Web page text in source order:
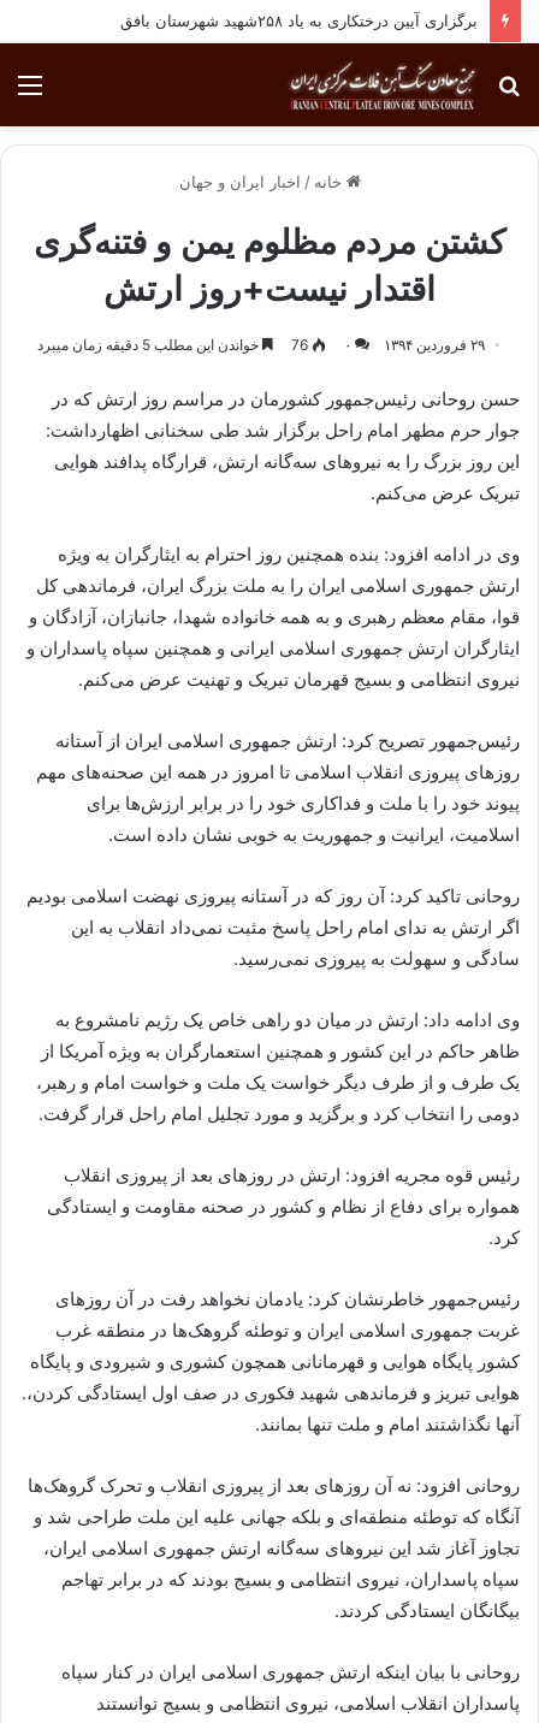
برگزاری آیین درختکاری به یاد ۲۵۸شهید شهرستان بافق
جستجو
برای
خانه / اخبار ایران و جهان
کشتن مردم مظلوم یمن و فتنه‌گری
اقتدار نیست+روز ارتش
۲۹ فروردین ۱۳۹۴ ۰ 76 خواندن این مطلب 5 دقیقه زمان میبرد
حسن روحانی رئیس‌جمهور کشورمان در مراسم روز ارتش که در
جوار حرم مطهر امام راحل برگزار شد طی سخنانی اظهارداشت:
این روز بزرگ را به نیروهای سه‌گانه ارتش، قرارگاه پدافند هوایی
تبریک عرض می‌کنم.
وی در ادامه افزود: بنده همچنین روز احترام به ایثارگران به ویژه
ارتش جمهوری اسلامی ایران را به ملت بزرگ ایران، فرماندهی کل
قوا، مقام معظم رهبری و به همه خانواده شهدا، جانبازان، آزادگان و
ایثارگران ارتش جمهوری اسلامی ایرانی و همچنین سپاه پاسداران و
نیروی انتظامی و بسیج قهرمان تبریک و تهنیت عرض می‌کنم.
رئیس‌جمهور تصریح کرد: ارتش جمهوری اسلامی ایران از آستانه
روزهای پیروزی انقلاب اسلامی تا امروز در همه این صحنه‌های مهم
پیوند خود را با ملت و فداکاری خود را در برابر ارزش‌ها برای
اسلامیت، ایرانیت و جمهوریت به خوبی نشان داده است.
روحانی تاکید کرد: آن روز که در آستانه پیروزی نهضت اسلامی بودیم
اگر ارتش به ندای امام راحل پاسخ مثبت نمی‌داد انقلاب به این
سادگی و سهولت به پیروزی نمی‌رسید.
وی ادامه داد: ارتش در میان دو راهی خاص یک رژیم نامشروع به
ظاهر حاکم در این کشور و همچنین استعمارگران به ویژه آمریکا از
یک طرف و از طرف دیگر خواست یک ملت و خواست امام و رهبر،
دومی را انتخاب کرد و برگزید و مورد تجلیل امام راحل قرار گرفت.
رئیس قوه مجریه افزود: ارتش در روزهای بعد از پیروزی انقلاب
همواره برای دفاع از نظام و کشور در صحنه مقاومت و ایستادگی
کرد.
رئیس‌جمهور خاطرنشان کرد: یادمان نخواهد رفت در آن روزهای
غربت جمهوری اسلامی ایران و توطئه‌ گروهک‌ها در منطقه غرب
کشور پایگاه هوایی و قهرمانانی همچون کشوری و شیرودی و پایگاه
هوایی تبریز و فرماندهی شهید فکوری در صف اول ایستادگی کردن،.
آنها نگذاشتند امام و ملت تنها بمانند.
روحانی افزود: نه آن روزهای بعد از پیروزی انقلاب و تحرک‌ گروهک‌ها
آنگاه که توطئه منطقه‌ای و بلکه جهانی علیه این ملت طراحی شد و
تجاوز آغاز شد این نیروهای سه‌گانه ارتش جمهوری اسلامی ایران،
سپاه پاسداران، نیروی انتظامی و بسیج بودند که در برابر تهاجم
بیگانگان ایستادگی کردند.
روحانی با بیان اینکه ارتش جمهوری اسلامی ایران در کنار سپاه
پاسداران انقلاب اسلامی، نیروی انتظامی و بسیج توانستند